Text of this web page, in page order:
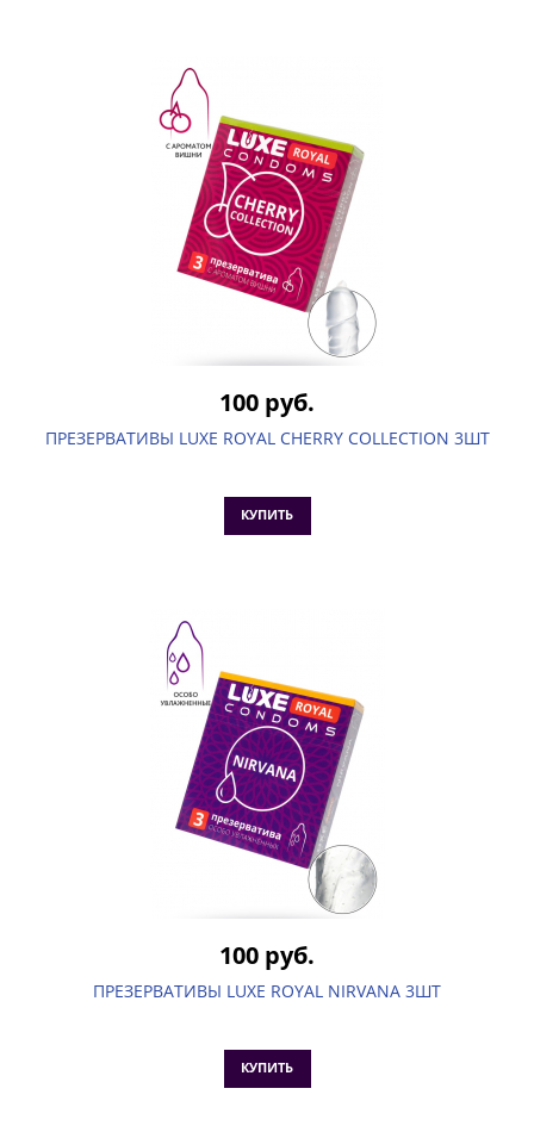
100 руб.
ПРЕЗЕРВАТИВЫ LUXE ROYAL CHERRY COLLECTION 3ШТ
КУПИТЬ
100 руб.
ПРЕЗЕРВАТИВЫ LUXE ROYAL NIRVANA 3ШТ
КУПИТЬ